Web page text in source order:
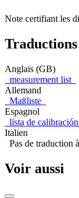
Note certifiant les
Traductions
Anglais (GB)
measurement list
Allemand
Maßliste
Espagnol
lista de calibración
Italien
Pas de traduction
Voir aussi